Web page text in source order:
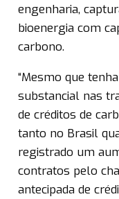
engenharia,
bioenergia com
carbono.
“Mesmo que
substancial nas
de créditos de
tanto no Brasil
registrado um
contratos pelo
antecipada de